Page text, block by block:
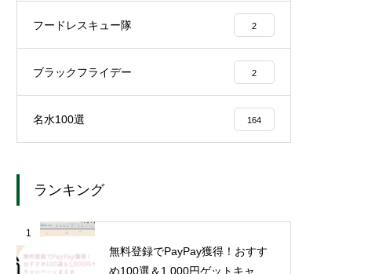
フードレスキュー隊 2
ブラックフライデー 2
名水100選 164
ランキング
1
無料登録でPayPay獲得！おすす
め100選＆1,000円ゲットキャン